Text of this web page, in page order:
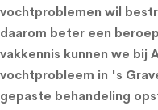
vochtproblemen wil
daarom beter een
vakkennis kunnen we bij
vochtprobleem in 's
gepaste behandeling